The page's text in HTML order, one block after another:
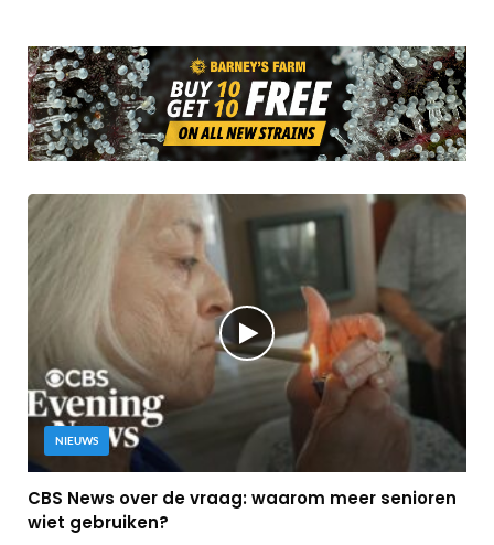
NIEUWS
CBS News over de vraag: waarom meer senioren
wiet gebruiken?